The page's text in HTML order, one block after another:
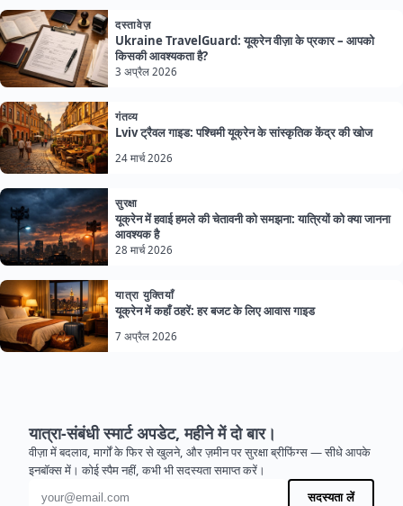
दस्तावेज़
Ukraine TravelGuard: यूक्रेन वीज़ा के प्रकार – आपको
किसकी आवश्यकता है?
3 अप्रैल 2026
गंतव्य
Lviv ट्रैवल गाइड: पश्चिमी यूक्रेन के सांस्कृतिक केंद्र की खोज
24 मार्च 2026
सुरक्षा
यूक्रेन में हवाई हमले की चेतावनी को समझना: यात्रियों को क्या जानना
आवश्यक है
28 मार्च 2026
यात्रा युक्तियाँ
यूक्रेन में कहाँ ठहरें: हर बजट के लिए आवास गाइड
7 अप्रैल 2026
यात्रा-संबंधी स्मार्ट अपडेट, महीने में दो बार।
वीज़ा में बदलाव, मार्गों के फिर से खुलने, और ज़मीन पर सुरक्षा ब्रीफिंग्स — सीधे आपके
इनबॉक्स में। कोई स्पैम नहीं, कभी भी सदस्यता समाप्त करें।
ईमेल पता
सदस्यता लें